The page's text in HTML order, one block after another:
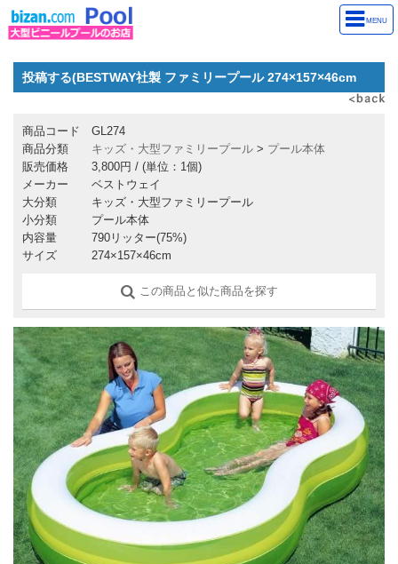
MENU
投稿する(BESTWAY社製 ファミリープール 274×157×46cm
商品コード
GL274
商品分類
キッズ・大型ファミリープール > プール本体
販売価格
3,800円 / (単位：1個)
メーカー
ベストウェイ
大分類
キッズ・大型ファミリープール
小分類
プール本体
内容量
790リッター(75%)
サイズ
274×157×46cm
この商品と似た商品を探す